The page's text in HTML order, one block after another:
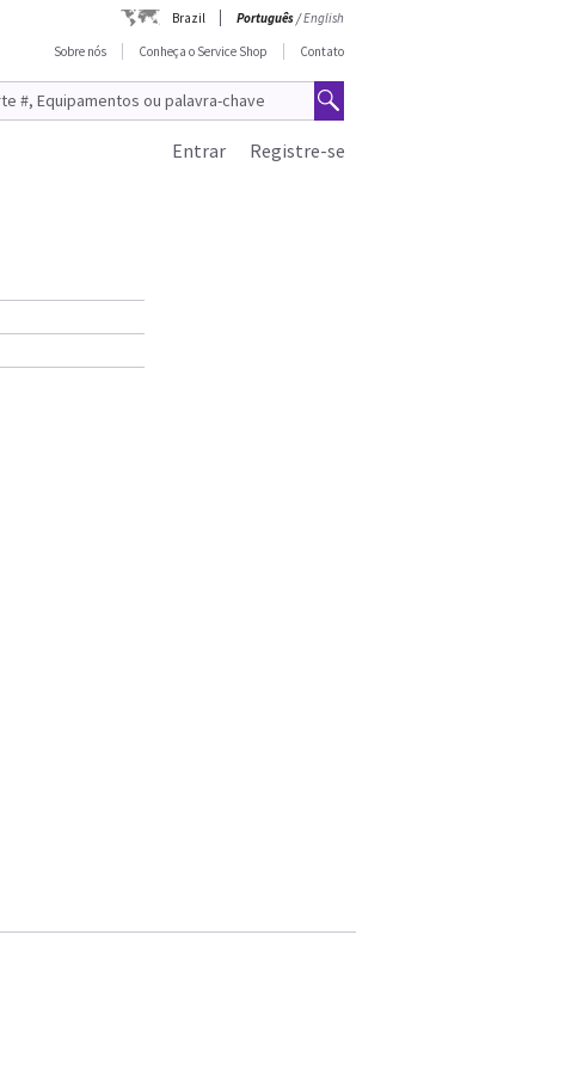
Brazil Português/English
Sobre nós
Conheça o Service Shop Contato
Registre-se
Entrar